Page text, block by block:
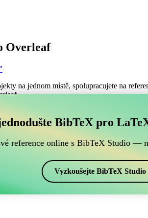
Overleaf
na jednom místě, spolupracujete na
referencí, který je
referencí, který je kompatibilní s
citace a bibliografii v Overleafu, CiteDrive
Overleafu.
včetně apsr. Pokud tedy hledáte
BibTeX pro
reference online s BibTeX Studio —
Vyzkoušejte BibTeX Studio